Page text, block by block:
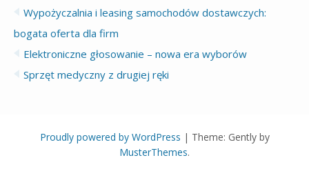
Wypożyczalnia i leasing samochodów dostawczych:
bogata oferta dla firm
Elektroniczne głosowanie – nowa era wyborów
Sprzęt medyczny z drugiej ręki
Proudly powered by WordPress | Theme: Gently by
MusterThemes.